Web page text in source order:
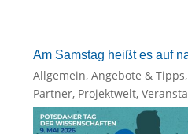
Am Samstag heißt es auf
Allgemein, Angebote & Tipps,
Partner, Projektwelt,